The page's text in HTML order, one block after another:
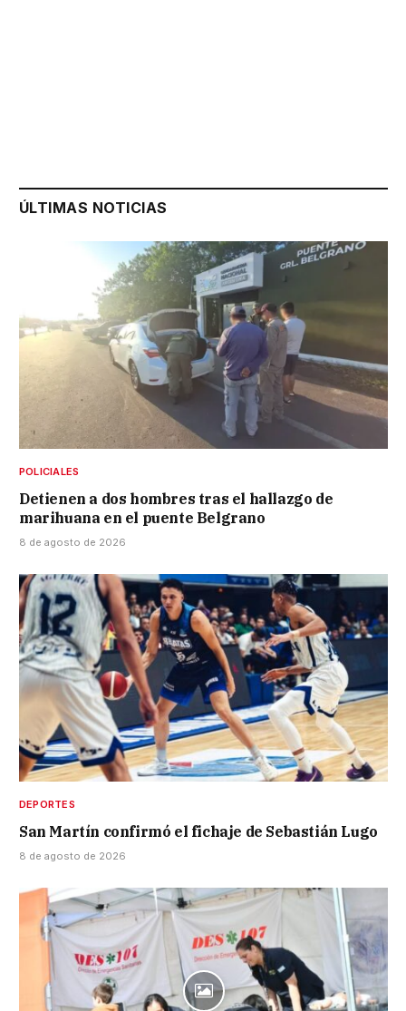
ÚLTIMAS NOTICIAS
POLICIALES
Detienen a dos hombres tras el hallazgo de
marihuana en el puente Belgrano
8 de agosto de 2026
DEPORTES
San Martín confirmó el fichaje de Sebastián Lugo
8 de agosto de 2026